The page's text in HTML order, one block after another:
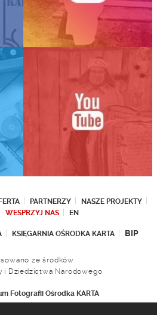
PARTNERZY
NASZE PROJEKTY
WESPRZYJ NAS EN
KSIĘGARNIA OŚRODKA KARTA BIP
ze środków
i Dziedzictwa Narodowego
Fotografii Ośrodka KARTA